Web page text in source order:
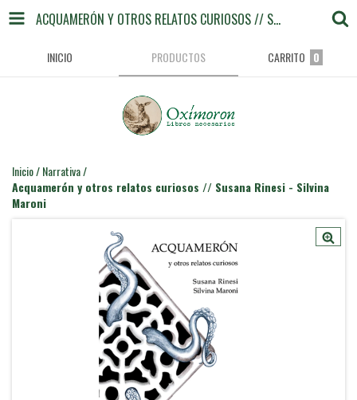
ACQUAMERÓN Y OTROS RELATOS CURIOSOS // SUSANA RINESI - SILVINA MARONI
INICIO PRODUCTOS CARRITO 0
Inicio/Narrativa/
Acquamerón y otros relatos curiosos // Susana Rinesi - Silvina
Maroni